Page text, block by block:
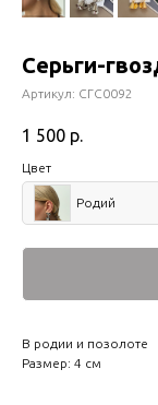
Серьги-
Артикул: СГС0092
1 500 р.
Цвет
Родий
В родии и позолоте
Размер: 4 см